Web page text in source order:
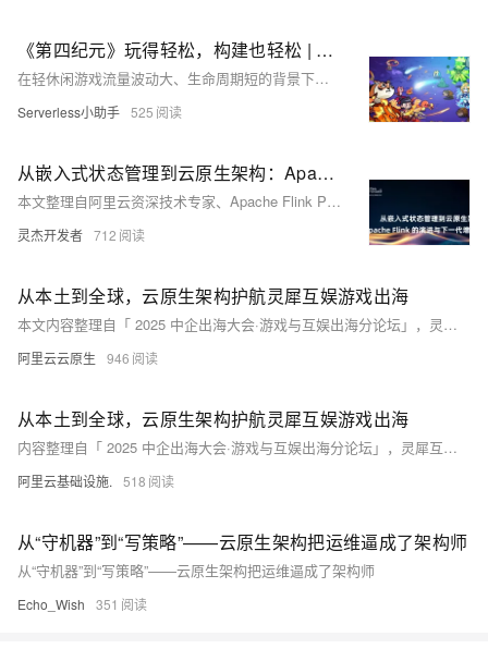
《第四纪元》玩得轻松，构建也轻松 | 阿里云云原生 API 网关、函数计算助力 IGame 快速构建轻休闲游戏
在轻休闲游戏流量波动大、生命周期短的背景下，传统架构难以应对成本与扩展挑战。本文介绍了基于阿里云函数计算 FC 和 Redis 构建的新一代服务器架构，实现弹性伸缩、成本优化与高效运维，助力轻休闲游戏快速迭代与稳定运营，提升开发效率并降低运维复杂度。
Serverless小助手 525
从嵌入式状态管理到云原生架构：Apache Flink 的演进与下一代增量计算范式
本文整理自阿里云资深技术专家、Apache Flink PMC 成员梅源在 Flink Forward Asia 新加坡 2025上的分享，深入解析 Flink 状态管理系统的发展历程，从核心设计到 Flink 2.0 存算分离架构，并展望未来基于流批一体的通用增量计算方向。
灵杰开发者 712
从本土到全球，云原生架构护航灵犀互娱游戏出海
本文内容整理自「 2025 中企出海大会·游戏与互娱出海分论坛」，灵犀互娱基础架构负责人朱晓靖的演讲内容，从技术层面分享云原生架构护航灵犀互娱游戏出海经验。
阿里云云原生 946
从本土到全球，云原生架构护航灵犀互娱游戏出海
内容整理自「 2025 中企出海大会·游戏与互娱出海分论坛」，灵犀互娱基础架构负责人朱晓靖的演讲内容，从技术层面分享云原生架构护航灵犀互娱游戏出海经验。
阿里云基础设施. 518
从“守机器”到“写策略”——云原生架构把运维逼成了架构师
从“守机器”到“写策略”——云原生架构把运维逼成了架构师
Echo_Wish 351